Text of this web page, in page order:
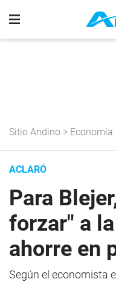
Sitio Andino > Economía
ACLARÓ
Para
forzar" a
ahorre en
Según el economista